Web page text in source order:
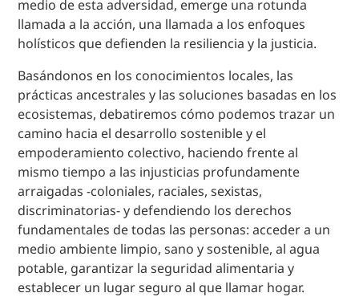
medio de esta adversidad, emerge una rotunda
llamada a la acción, una llamada a los enfoques
holísticos que defienden la resiliencia y la justicia.
Basándonos en los conocimientos locales, las
prácticas ancestrales y las soluciones basadas en los
ecosistemas, debatiremos cómo podemos trazar un
camino hacia el desarrollo sostenible y el
empoderamiento colectivo, haciendo frente al
mismo tiempo a las injusticias profundamente
arraigadas -coloniales, raciales, sexistas,
discriminatorias- y defendiendo los derechos
fundamentales de todas las personas: acceder a un
medio ambiente limpio, sano y sostenible, al agua
potable, garantizar la seguridad alimentaria y
establecer un lugar seguro al que llamar hogar.